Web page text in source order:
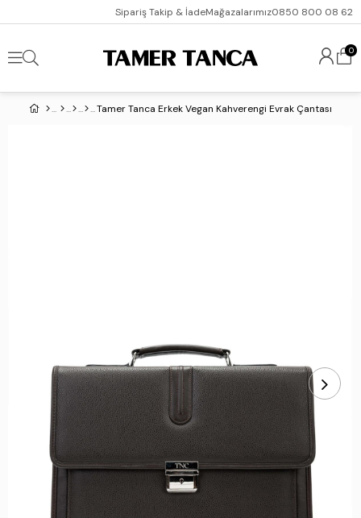
Sipariş Takip & İadeMağazalarımız0850 800 08 62
0
Tamer Tanca Erkek Vegan Kahverengi Evrak Çantası